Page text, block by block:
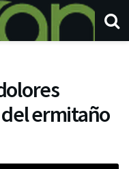
ermitaño